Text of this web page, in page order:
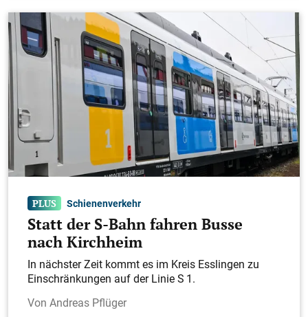
Schienenverkehr
Statt der S-Bahn fahren Busse
nach Kirchheim
In nächster Zeit kommt es im Kreis Esslingen zu
Einschränkungen auf der Linie S 1.
Andreas Pflüger